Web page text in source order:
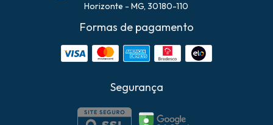
Horizonte - MG, 30180-110
Formas de pagamento
Segurança